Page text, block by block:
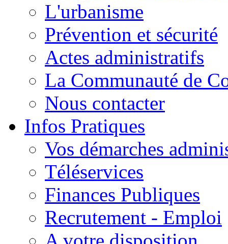
L'urbanisme
Prévention et sécurité
Actes administratifs
La Communauté de
Nous contacter
Infos Pratiques
Vos démarches
Téléservices
Finances Publiques
Recrutement - Emploi